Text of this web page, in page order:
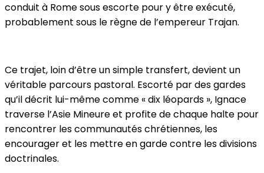
conduit à Rome sous escorte pour y être exécuté,
probablement sous le règne de l’empereur Trajan.
Ce trajet, loin d’être un simple transfert, devient un
véritable parcours pastoral. Escorté par des gardes
qu’il décrit lui-même comme « dix léopards », Ignace
traverse l’Asie Mineure et profite de chaque halte pour
rencontrer les communautés chrétiennes, les
encourager et les mettre en garde contre les divisions
doctrinales.